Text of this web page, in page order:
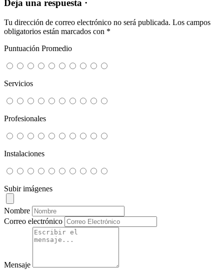
Deja una respuesta ·
Tu dirección de correo electrónico no será publicada. Los campos
obligatorios están marcados con *
Puntuación Promedio
Servicios
Profesionales
Instalaciones
Subir imágenes
Nombre
Correo electrónico
Mensaje